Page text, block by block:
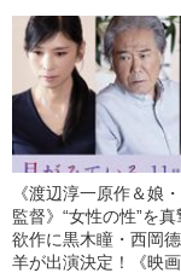
《渡辺淳一原作＆娘
監督》“女性の性”を
欲作に黒木瞳・西岡
羊が出演決定！《映